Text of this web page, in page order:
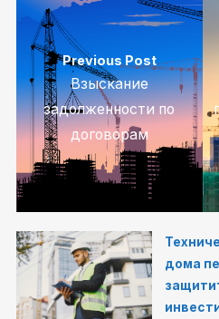
Previous Post
Взыскание
задолженности по
договорам
дома